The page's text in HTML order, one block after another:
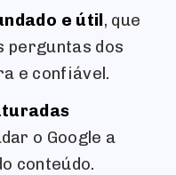
e útil, que
perguntas dos
e confiável.
o Google a
conteúdo.